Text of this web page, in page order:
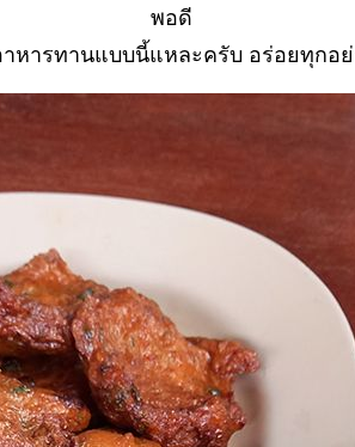
พอดี
าหารทานแบบนี้แหละครับ อร่อยทุกอย่